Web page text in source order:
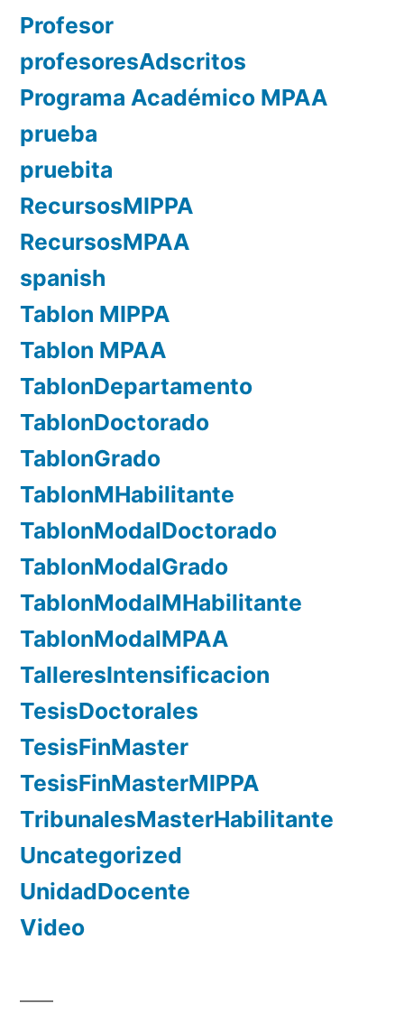
Profesor
profesoresAdscritos
Programa Académico MPAA
prueba
pruebita
RecursosMIPPA
RecursosMPAA
spanish
Tablon MIPPA
Tablon MPAA
TablonDepartamento
TablonDoctorado
TablonGrado
TablonMHabilitante
TablonModalDoctorado
TablonModalGrado
TablonModalMHabilitante
TablonModalMPAA
TalleresIntensificacion
TesisDoctorales
TesisFinMaster
TesisFinMasterMIPPA
TribunalesMasterHabilitante
Uncategorized
UnidadDocente
Video